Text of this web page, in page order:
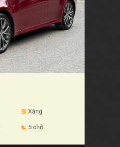
local_gas_station Xăng
airline_seat_recline_extra 5 chỗ